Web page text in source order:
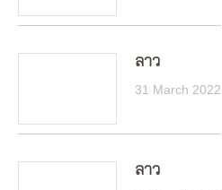
ลาว
31 March 2022
ลาว